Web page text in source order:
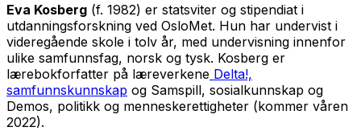
Eva Kosberg (f. 1982) er statsviter og stipendiat i
utdanningsforskning ved OsloMet. Hun har undervist i
videregående skole i tolv år, med undervisning innenfor
ulike samfunnsfag, norsk og tysk. Kosberg er
lærebokforfatter på læreverkene Delta!,
samfunnskunnskap og Samspill, sosialkunnskap og
Demos, politikk og menneskerettigheter (kommer våren
2022).